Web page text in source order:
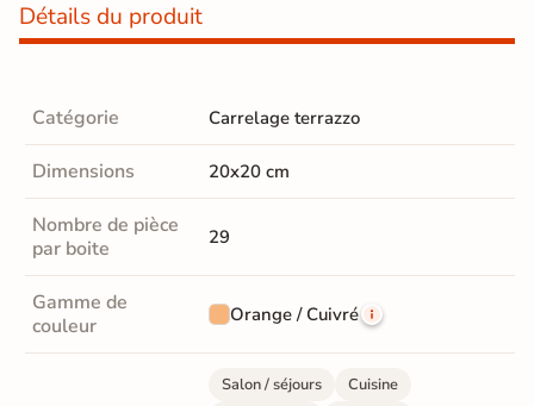
Détails du produit
Catégorie Carrelage terrazzo
Dimensions 20x20 cm
Nombre de pièce
par boite
29
Gamme de
couleur
Orange / Cuivré
Salon / séjours
Cuisine